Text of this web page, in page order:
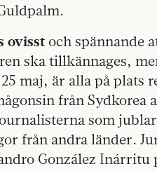
ovisst och spännande
ska tillkännages,
maj, är alla på
från Sydkorea
som
från andra länder.
González Inárritu